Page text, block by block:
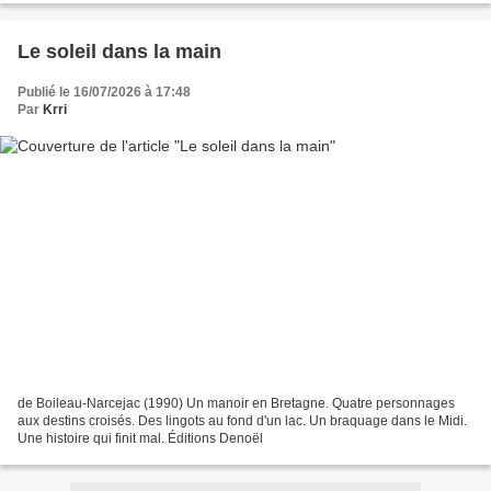
Le soleil dans la main
Publié le 16/07/2026 à 17:48
Par Krri
de Boileau-Narcejac (1990) Un manoir en Bretagne. Quatre personnages
aux destins croisés. Des lingots au fond d'un lac. Un braquage dans le Midi.
Une histoire qui finit mal. Éditions Denoël